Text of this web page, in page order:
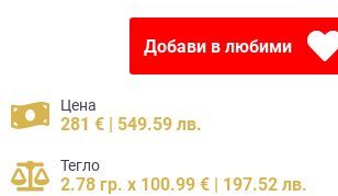
Добави в любими
Цена
281 € | 549.59 лв.
Тегло
2.78 гр. x 100.99 € | 197.52 лв.